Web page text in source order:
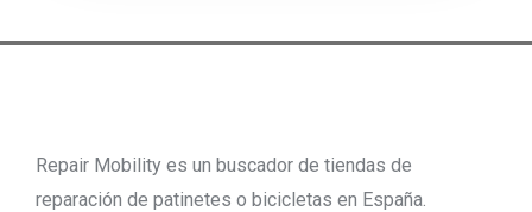
Repair Mobility es un buscador de tiendas de
reparación de patinetes o bicicletas en España.